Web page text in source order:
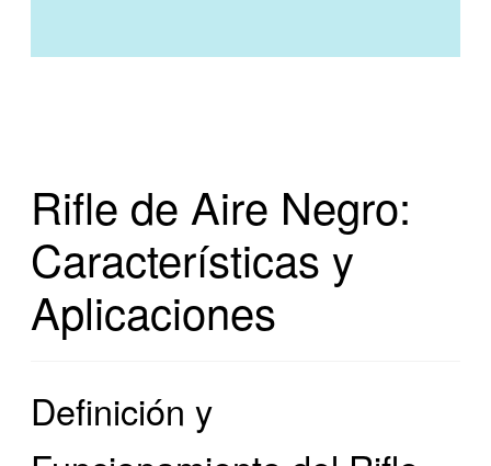
Rifle de Aire Negro:
Características y
Aplicaciones
Definición y